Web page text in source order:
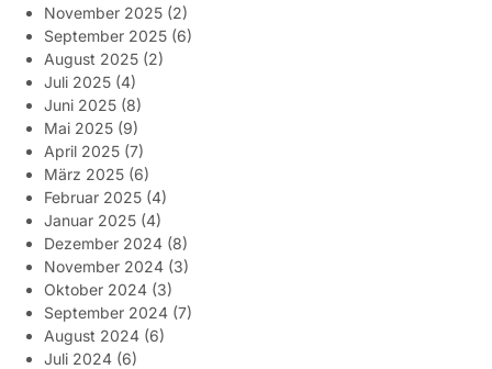
November 2025 (2)
September 2025 (6)
August 2025 (2)
Juli 2025 (4)
Juni 2025 (8)
Mai 2025 (9)
April 2025 (7)
März 2025 (6)
Februar 2025 (4)
Januar 2025 (4)
Dezember 2024 (8)
November 2024 (3)
Oktober 2024 (3)
September 2024 (7)
August 2024 (6)
Juli 2024 (6)